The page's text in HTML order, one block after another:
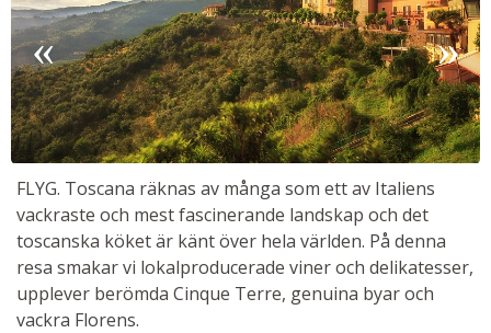
FLYG. Toscana räknas av många som ett av Italiens
vackraste och mest fascinerande landskap och det
toscanska köket är känt över hela världen. På denna
resa smakar vi lokalproducerade viner och delikatesser,
upplever berömda Cinque Terre, genuina byar och
vackra Florens.